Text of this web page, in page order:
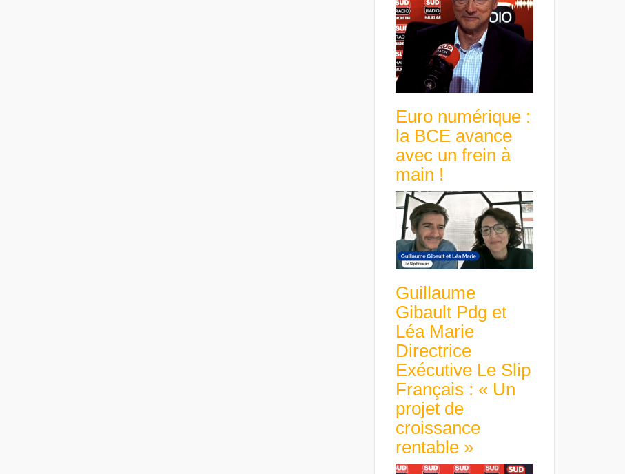
Euro numérique :
la BCE avance
avec un frein à
main !
Guillaume
Gibault Pdg et
Léa Marie
Directrice
Exécutive Le Slip
Français : « Un
projet de
croissance
rentable »